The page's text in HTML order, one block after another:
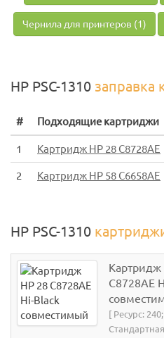
Чернила для принтеров (1)
HP PSC-1310 заправка
# Подходящие картриджи
1 Картридж HP 28 C8728AE
2 Картридж HP 58 C6658AE
HP PSC-1310
Картридж
C8728AE
[ Ресурс: